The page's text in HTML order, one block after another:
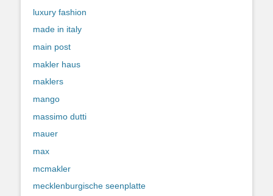
luxury fashion
made in italy
main post
makler haus
maklers
mango
massimo dutti
mauer
max
mcmakler
mecklenburgische seenplatte